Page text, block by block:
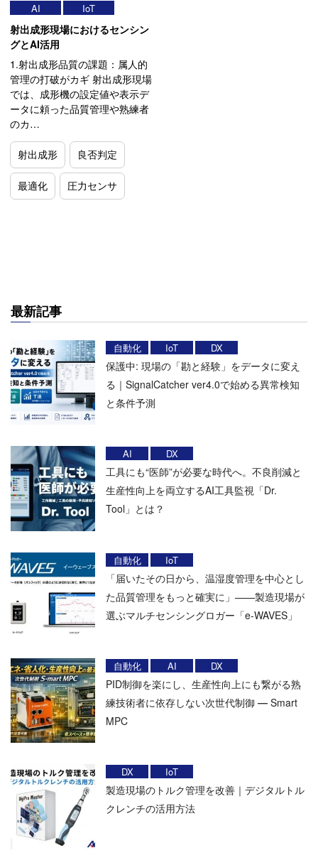
AI IoT
射出成形現場におけるセンシン
グとAI活用
1.射出成形品質の課題：属人的
管理の打破がカギ 射出成形現場
では、成形機の設定値や表示デ
ータに頼った品質管理や熟練者
のカ…
射出成形 良否判定
最適化 圧力センサ
最新記事
自動化 IoT DX
保護中: 現場の「勘と経験」をデータに変え
る｜SignalCatcher ver4.0で始める異常検知
と条件予測
AI DX
工具にも“医師”が必要な時代へ。不良削減と
生産性向上を両立するAI工具監視「Dr.
Tool」とは？
自動化 IoT
「届いたその日から、温湿度管理を中心とし
た品質管理をもっと確実に」——製造現場が
選ぶマルチセンシングロガー「e-WAVES」
自動化 AI DX
PID制御を楽にし、生産性向上にも繋がる熟
練技術者に依存しない次世代制御 ― Smart
MPC
DX IoT
製造現場のトルク管理を改善｜デジタルトル
クレンチの活用方法